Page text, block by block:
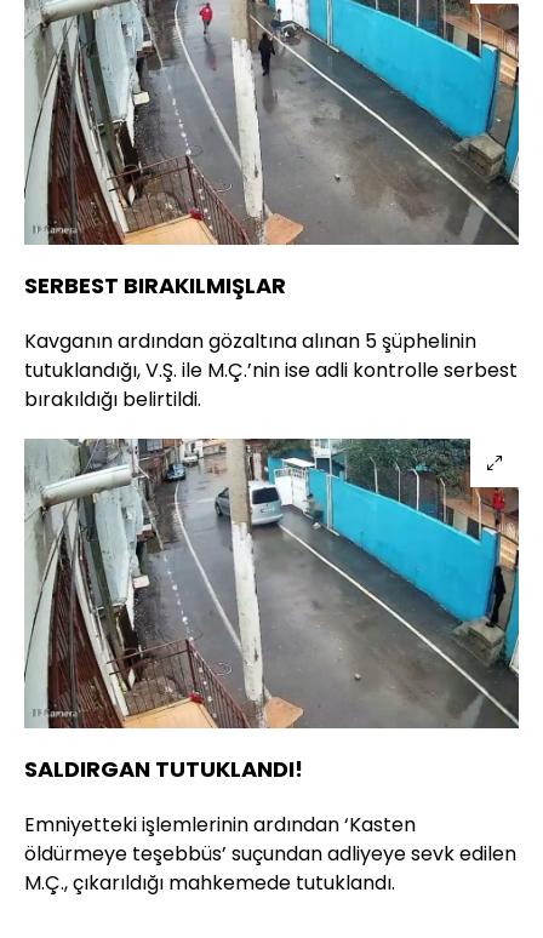
SERBEST BIRAKILMIŞLAR
Kavganın ardından gözaltına alınan 5 şüphelinin
tutuklandığı, V.Ş. ile M.Ç.’nin ise adli kontrolle serbest
bırakıldığı belirtildi.
SALDIRGAN TUTUKLANDI!
Emniyetteki işlemlerinin ardından ‘Kasten
öldürmeye teşebbüs’ suçundan adliyeye sevk edilen
M.Ç., çıkarıldığı mahkemede tutuklandı.